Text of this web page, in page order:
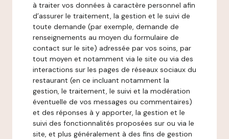
à traiter vos données à caractère personnel afin
d’assurer le traitement, la gestion et le suivi de
toute demande (par exemple, demande de
renseignements au moyen du formulaire de
contact sur le site) adressée par vos soins, par
tout moyen et notamment via le site ou via des
interactions sur les pages de réseaux sociaux du
restaurant (en ce incluant notamment la
gestion, le traitement, le suivi et la modération
éventuelle de vos messages ou commentaires)
et des réponses à y apporter, la gestion et le
suivi des fonctionnalités proposées sur ou via le
site, et plus généralement à des fins de gestion